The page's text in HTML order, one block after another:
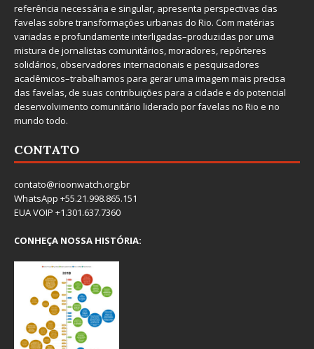
referência necessária e singular, apresenta perspectivas das
favelas sobre transformações urbanas do Rio. Com matérias
variadas e profundamente interligadas–produzidas por uma
mistura de jornalistas comunitários, moradores, repórteres
solidários, observadores internacionais e pesquisadores
acadêmicos–trabalhamos para gerar uma imagem mais precisa
das favelas, de suas contribuições para a cidade e do potencial
desenvolvimento comunitário liderado por favelas no Rio e no
mundo todo.
CONTATO
contato@rioonwatch.org.br
WhatsApp +55.21.998.865.151
EUA VOIP +1.301.637.7360
CONHEÇA NOSSA HISTÓRIA: